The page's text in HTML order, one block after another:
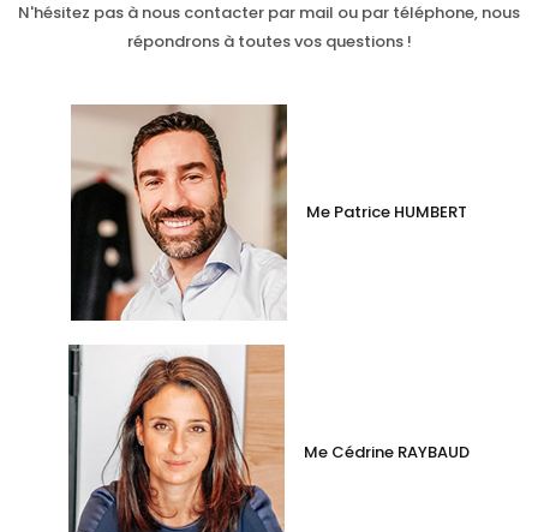
N'hésitez pas à nous contacter par mail ou par téléphone, nous
répondrons à toutes vos questions !
Me Patrice HUMBERT
Me Cédrine RAYBAUD